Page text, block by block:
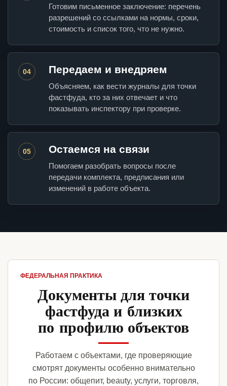
Готовим письменное заключение: перечень
разрешений со ссылками на нормы, сроки,
стоимость и список того, что не нужно.
04 Передаем и внедряем
Объясняем, как вести журналы для точки
фастфуда, кто за них отвечает и что
показывать инспектору при проверке.
05 Остаемся на связи
Помогаем разобрать вопросы после
передачи комплекта, предписания или
изменений в работе объекта.
ФЕДЕРАЛЬНАЯ ПРАКТИКА
Документы для точки
фастфуда и близких
по профилю объектов
Работаем с объектами, где проверяющие
смотрят документы особенно внимательно
по России: общепит, beauty, услуги, торговля,